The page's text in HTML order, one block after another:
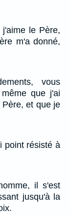
le Père,
m'a donné,
vous
que j'ai
et que je
point résisté à
il s'est
jusqu'à la